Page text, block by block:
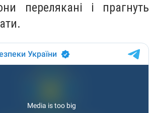
перелякані і прагнуть